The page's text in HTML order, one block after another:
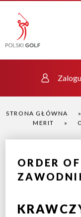
STRONA GŁÓWNA »
MERIT
»
ORDER